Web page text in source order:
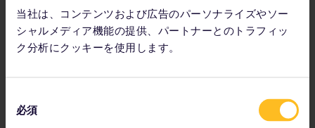
当社は、コンテンツおよび広告のパーソナライズやソー
シャルメディア機能の提供、パートナーとのトラフィッ
ク分析にクッキーを使用します。
必須
ユーロスター予約センター (+44) 01233617575 (英国外
から) または (+44) 03432186186 (英国内から) に電話
ユーロスター停車駅で直接購入